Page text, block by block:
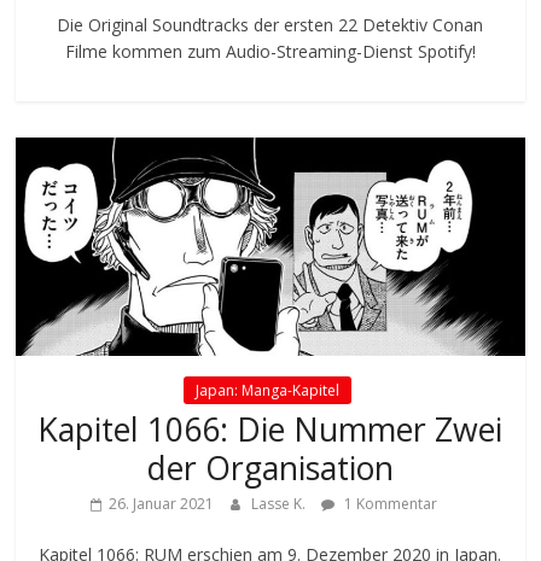
Die Original Soundtracks der ersten 22 Detektiv Conan
Filme kommen zum Audio-Streaming-Dienst Spotify!
Japan: Manga-Kapitel
Kapitel 1066: Die Nummer Zwei
der Organisation
26. Januar 2021 Lasse K. 1 Kommentar
Kapitel 1066: RUM erschien am 9. Dezember 2020 in Japan.